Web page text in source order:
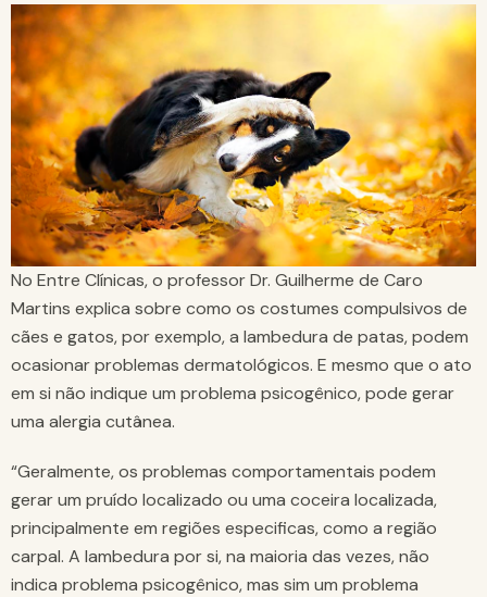
No Entre Clínicas, o professor Dr. Guilherme de Caro
Martins explica sobre como os costumes compulsivos de
cães e gatos, por exemplo, a lambedura de patas, podem
ocasionar problemas dermatológicos. E mesmo que o ato
em si não indique um problema psicogênico, pode gerar
uma alergia cutânea.
“Geralmente, os problemas comportamentais podem
gerar um pruído localizado ou uma coceira localizada,
principalmente em regiões especificas, como a região
carpal. A lambedura por si, na maioria das vezes, não
indica problema psicogênico, mas sim um problema